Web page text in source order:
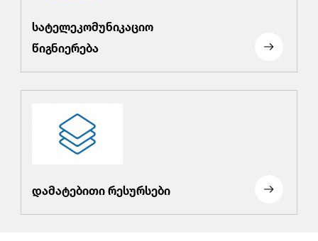
სატელეკომუნიკაციო
წიგნიერება
დამატებითი რესურსები